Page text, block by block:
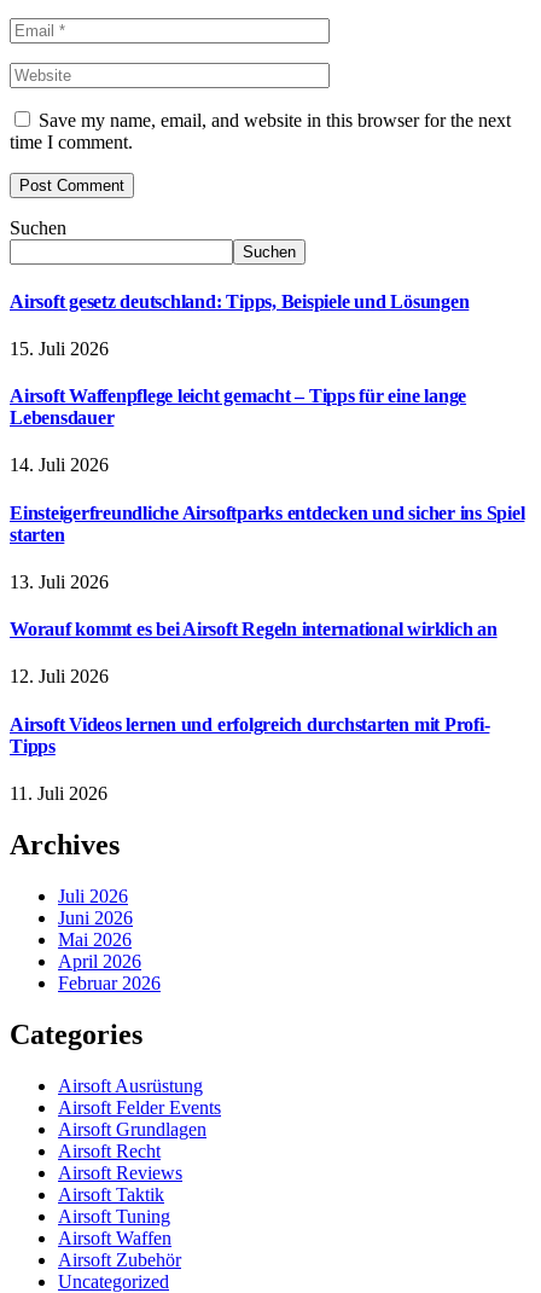
Save my name, email, and website in this browser for the next
time I comment.
Suchen
Suchen
Airsoft gesetz deutschland: Tipps, Beispiele und Lösungen
15. Juli 2026
Airsoft Waffenpflege leicht gemacht – Tipps für eine lange
Lebensdauer
14. Juli 2026
Einsteigerfreundliche Airsoftparks entdecken und sicher ins Spiel
starten
13. Juli 2026
Worauf kommt es bei Airsoft Regeln international wirklich an
12. Juli 2026
Airsoft Videos lernen und erfolgreich durchstarten mit Profi-
Tipps
11. Juli 2026
Archives
Juli 2026
Juni 2026
Mai 2026
April 2026
Februar 2026
Categories
Airsoft Ausrüstung
Airsoft Felder Events
Airsoft Grundlagen
Airsoft Recht
Airsoft Reviews
Airsoft Taktik
Airsoft Tuning
Airsoft Waffen
Airsoft Zubehör
Uncategorized